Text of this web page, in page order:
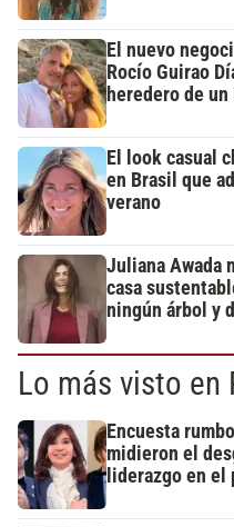
El nuevo
Rocío Guirao
heredero de
El look casual
en Brasil que
verano
Juliana Awada
casa
ningún árbol y
Lo más visto en
Encuesta
midieron el
liderazgo en el